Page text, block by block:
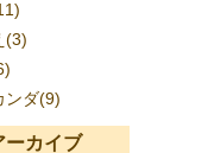
(3)
ンダ(9)
ーカイブ